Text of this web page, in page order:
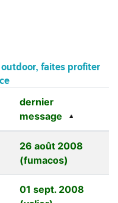
faites profiter
dernier
message
26 août 2008
(fumacos)
01 sept. 2008